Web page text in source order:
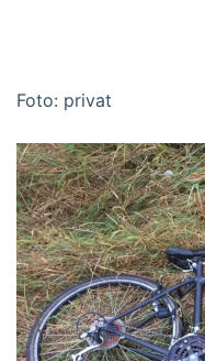
Foto: privat